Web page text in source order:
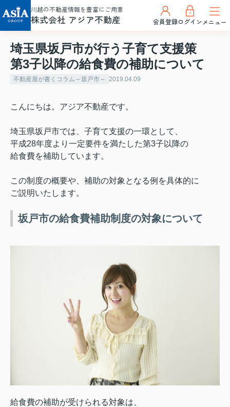
川越の不動産情報を豊富にご用意
株式会社 アジア不動産 会員登録ログインメニュー
埼玉県坂戸市が行う子育て支援策
第3子以降の給食費の補助について
不動産屋が書くコラム～坂戸市～ 2019.04.09
こんにちは。アジア不動産です。
埼玉県坂戸市では、子育て支援の一環として、
平成28年度より一定要件を満たした第3子以降の
給食費を補助しています。
この制度の概要や、補助の対象となる例を具体的に
ご説明いたします。
坂戸市の給食費補助制度の対象について
給食費の補助が受けられる対象は、